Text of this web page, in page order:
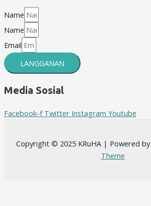
Name
Name
Email
LANGGANAN
Media Sosial
Facebook-f Twitter Instagram Youtube
Copyright © 2025 KRuHA | Powered by
Theme